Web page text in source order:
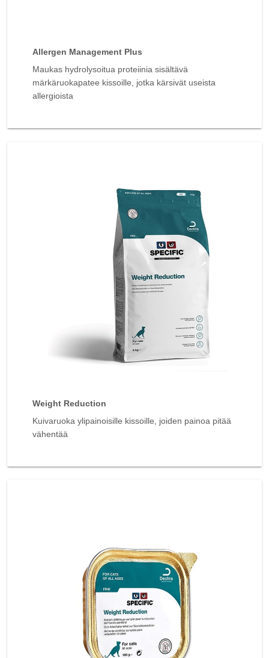
Allergen Management Plus
Maukas hydrolysoitua proteiinia sisältävä
märkäruokapatee kissoille, jotka kärsivät useista
allergioista
Weight Reduction
Kuivaruoka ylipainoisille kissoille, joiden painoa pitää
vähentää